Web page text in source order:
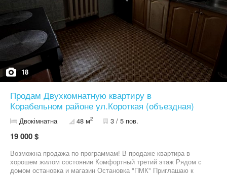
18
Продам Двухкомнатную квартиру в
Корабельном районе ул.Короткая (объездная)
Двокімнатна 48 м2 3 / 5 пов.
19 000 $
Возможна продажа по программам! В продаже квартира в
хорошем жилом состоянии Комфортный третий этаж Рядом с
домом остановка и магазин Остановка "ПМК" Приглашаю к